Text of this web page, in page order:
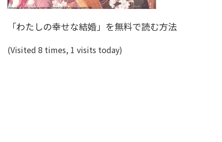
「わたしの幸せな結婚」を無料で読む方法
(Visited 8 times, 1 visits today)